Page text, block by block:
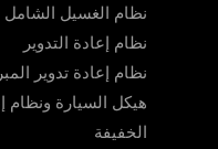
نظام الغسيل الشامل
نظام إعادة التدوير
نظام إعادة تدوير
هيكل السيارة ونظام
الخفيفة